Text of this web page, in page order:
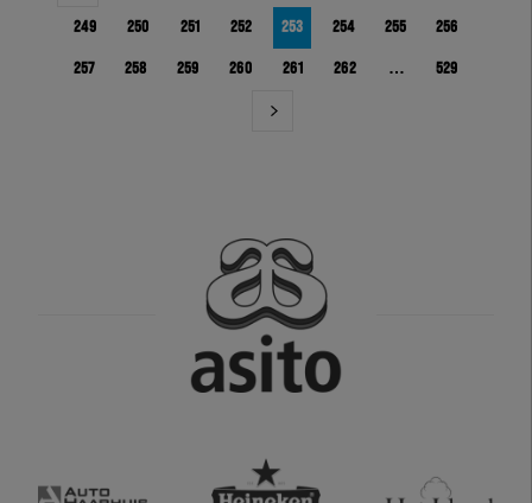
249 250 251 252 253 254 255 256
257 258 259 260 261 262 … 529